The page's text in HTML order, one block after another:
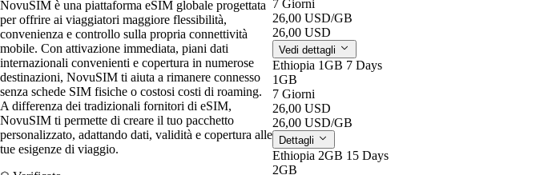
NovuSIM è una piattaforma eSIM globale progettata
per offrire ai viaggiatori maggiore flessibilità,
convenienza e controllo sulla propria connettività
mobile. Con attivazione immediata, piani dati
internazionali convenienti e copertura in numerose
destinazioni, NovuSIM ti aiuta a rimanere connesso
senza schede SIM fisiche o costosi costi di roaming.
A differenza dei tradizionali fornitori di eSIM,
NovuSIM ti permette di creare il tuo pacchetto
personalizzato, adattando dati, validità e copertura alle
tue esigenze di viaggio.
7 Giorni
26,00 USD/GB
26,00 USD
Vedi dettagli
Ethiopia 1GB 7 Days
1GB
7 Giorni
26,00 USD
26,00 USD/GB
Dettagli
Ethiopia 2GB 15 Days
2GB